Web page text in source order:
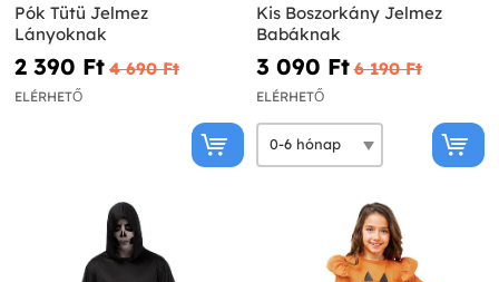
Pók Tütü Jelmez
Lányoknak
2 390 Ft‎ 4 690 Ft‎
ELÉRHETŐ
Kis Boszorkány Jelmez
Babáknak
3 090 Ft‎ 6 190 Ft‎
ELÉRHETŐ